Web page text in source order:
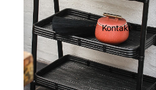
Kontakt